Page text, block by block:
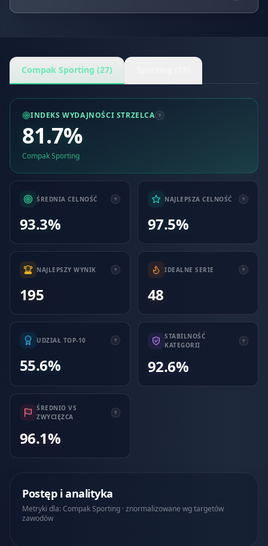
Compak Sporting (27)
INDEKS WYDAJNOŚCI STRZELCA
81.7%
Compak Sporting
ŚREDNIA CELNOŚĆ
93.3%
NAJLEPSZA CELNOŚĆ
97.5%
NAJLEPSZY WYNIK
195
IDEALNE SERIE
48
UDZIAŁ TOP-10
55.6%
STABILNOŚĆ
KATEGORII
92.6%
ŚREDNIO VS
ZWYCIĘZCA
96.1%
Postęp i analityka
Metryki dla: Compak Sporting · znormalizowane wg targetów
zawodów